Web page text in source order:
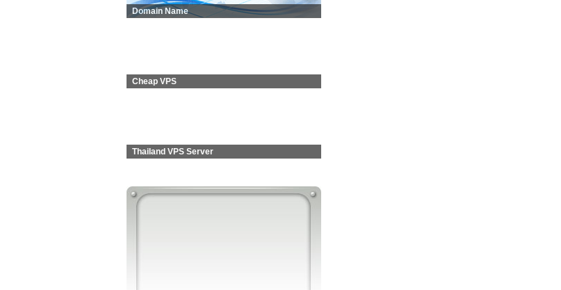
Domain Name
Cheap VPS
Thailand VPS Server